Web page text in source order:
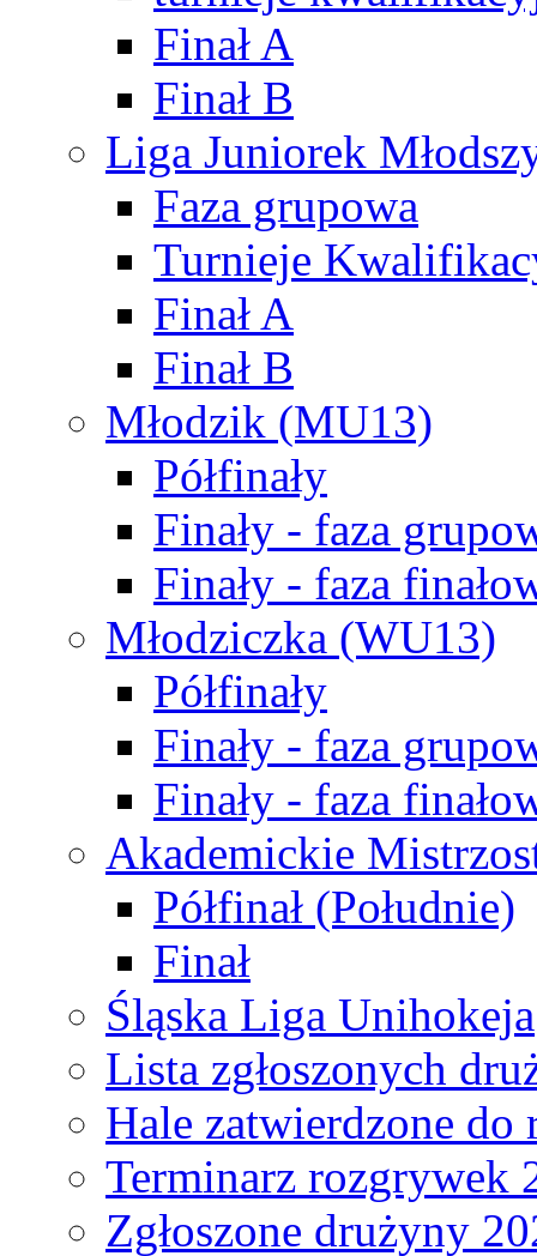
Finał A
Finał B
Liga Juniorek
Faza grupowa
Turnieje
Finał A
Finał B
Młodzik (MU13)
Półfinały
Finały - faza
Finały - faza
Młodziczka (WU13)
Półfinały
Finały - faza
Finały - faza
Akademickie
Półfinał (Południe)
Finał
Śląska Liga Unihokeja
Lista zgłoszonych
Hale zatwierdzone do
Terminarz rozgrywek
Zgłoszone drużyny